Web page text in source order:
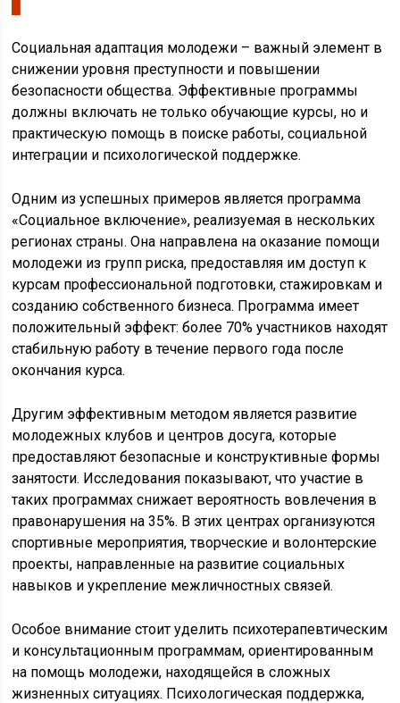
Социальная адаптация молодежи – важный элемент в
снижении уровня преступности и повышении
безопасности общества. Эффективные программы
должны включать не только обучающие курсы, но и
практическую помощь в поиске работы, социальной
интеграции и психологической поддержке.
Одним из успешных примеров является программа
«Социальное включение», реализуемая в нескольких
регионах страны. Она направлена на оказание помощи
молодежи из групп риска, предоставляя им доступ к
курсам профессиональной подготовки, стажировкам и
созданию собственного бизнеса. Программа имеет
положительный эффект: более 70% участников находят
стабильную работу в течение первого года после
окончания курса.
Другим эффективным методом является развитие
молодежных клубов и центров досуга, которые
предоставляют безопасные и конструктивные формы
занятости. Исследования показывают, что участие в
таких программах снижает вероятность вовлечения в
правонарушения на 35%. В этих центрах организуются
спортивные мероприятия, творческие и волонтерские
проекты, направленные на развитие социальных
навыков и укрепление межличностных связей.
Особое внимание стоит уделить психотерапевтическим
и консультационным программам, ориентированным
на помощь молодежи, находящейся в сложных
жизненных ситуациях. Психологическая поддержка,